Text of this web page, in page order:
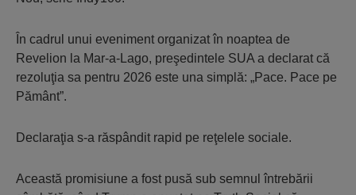
În cadrul unui eveniment organizat în noaptea de
Revelion la Mar-a-Lago, preşedintele SUA a declarat că
rezoluţia sa pentru 2026 este una simplă: „Pace. Pace pe
Pământ”.
Declaraţia s-a răspândit rapid pe reţelele sociale.
Această promisiune a fost pusă sub semnul întrebării